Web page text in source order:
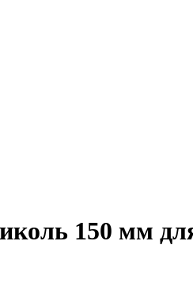
150 мм